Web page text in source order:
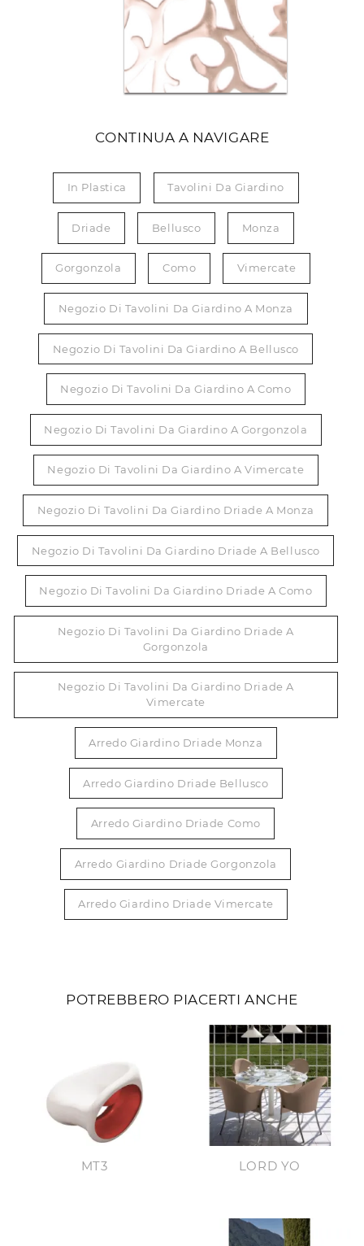
CONTINUA A NAVIGARE
In Plastica Tavolini Da Giardino
Driade Bellusco Monza
Gorgonzola Como Vimercate
Negozio Di Tavolini Da Giardino A Monza
Negozio Di Tavolini Da Giardino A Bellusco
Negozio Di Tavolini Da Giardino A Como
Negozio Di Tavolini Da Giardino A Gorgonzola
Negozio Di Tavolini Da Giardino A Vimercate
Negozio Di Tavolini Da Giardino Driade A Monza
Negozio Di Tavolini Da Giardino Driade A Bellusco
Negozio Di Tavolini Da Giardino Driade A Como
Negozio Di Tavolini Da Giardino Driade A
Gorgonzola
Negozio Di Tavolini Da Giardino Driade A
Vimercate
Arredo Giardino Driade Monza
Arredo Giardino Driade Bellusco
Arredo Giardino Driade Como
Arredo Giardino Driade Gorgonzola
Arredo Giardino Driade Vimercate
POTREBBERO PIACERTI ANCHE
MT3 LORD YO